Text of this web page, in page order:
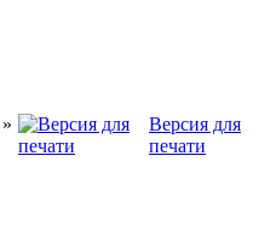
»
Версия для
печати